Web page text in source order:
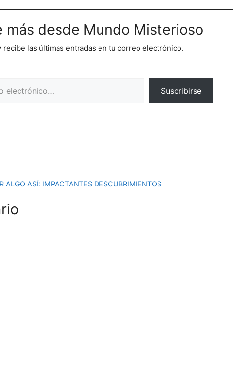
más desde Mundo Misterioso
recibe las últimas entradas en tu correo electrónico.
Suscribirse
ALGO ASÍ: IMPACTANTES DESCUBRIMIENTOS